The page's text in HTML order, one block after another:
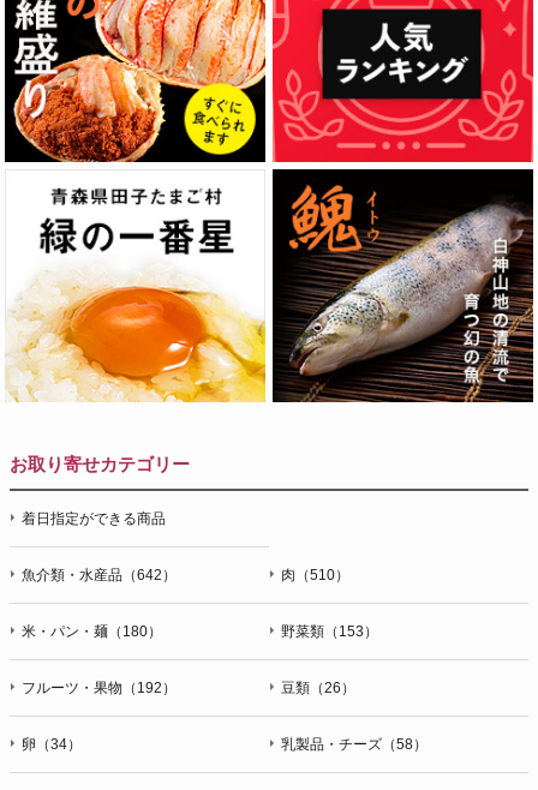
お取り寄せカテゴリー
着日指定ができる商品
魚介類・水産品（642） 肉（510）
米・パン・麺（180） 野菜類（153）
フルーツ・果物（192） 豆類（26）
卵（34） 乳製品・チーズ（58）